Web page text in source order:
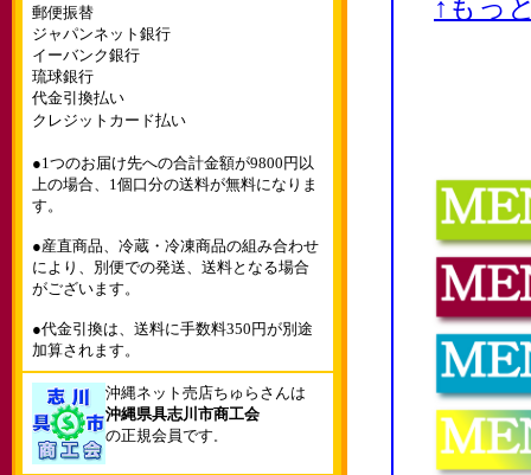
郵便振替
ジャパンネット銀行
イーバンク銀行
琉球銀行
代金引換払い
クレジットカード払い
●1つのお届け先への合計金額が9800円以
上の場合、1個口分の送料が無料になりま
す。
●産直商品、冷蔵・冷凍商品の組み合わせ
により、別便での発送、送料となる場合
がございます。
●代金引換は、送料に手数料350円が別途
加算されます。
沖縄ネット売店ちゅらさんは
沖縄県具志川市商工会
の正規会員です。
↑もっ